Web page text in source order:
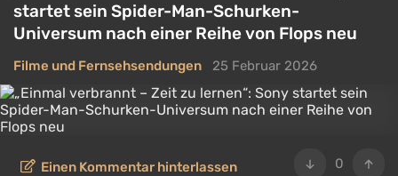
startet sein Spider-Man-Schurken-
Universum nach einer Reihe von Flops neu
Filme und Fernsehsendungen 25 Februar 2026
0
Einen Kommentar hinterlassen